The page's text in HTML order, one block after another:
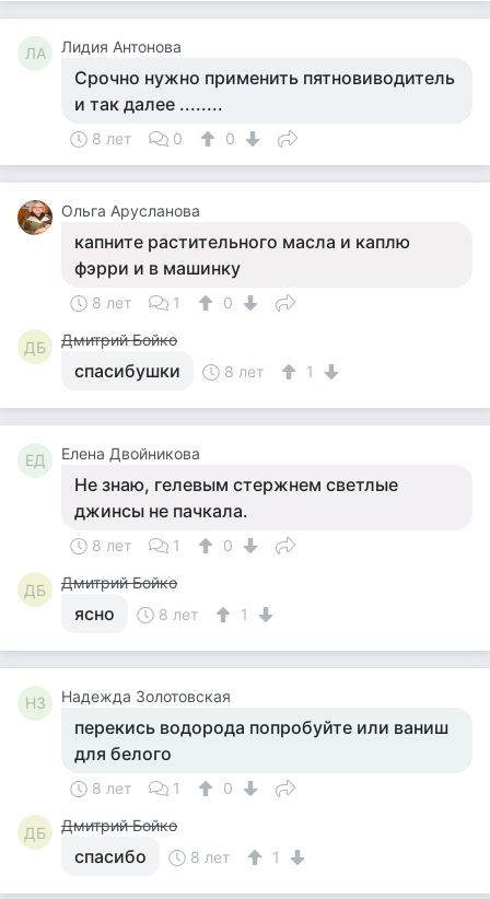
ЛА Лидия Антонова
Срочно нужно применить пятновиводитель
и так далее ........
8 лет 0 0
Ольга Арусланова
капните растительного масла и каплю
фэрри и в машинку
8 лет 1 0
ДБ Дмитрий Бойко
спасибушки 8 лет 1
ЕД Елена Двойникова
Не знаю, гелевым стержнем светлые
джинсы не пачкала.
8 лет 1 0
ДБ Дмитрий Бойко
ясно 8 лет 1
НЗ Надежда Золотовская
перекись водорода попробуйте или ваниш
для белого
8 лет 1 0
ДБ Дмитрий Бойко
спасибо 8 лет 1